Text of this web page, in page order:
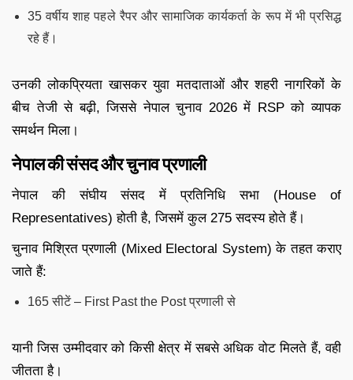
35 वर्षीय शाह पहले रैपर और सामाजिक कार्यकर्ता के रूप में भी प्रसिद्ध
रहे हैं।
उनकी लोकप्रियता खासकर युवा मतदाताओं और शहरी नागरिकों के
बीच तेजी से बढ़ी, जिससे नेपाल चुनाव 2026 में RSP को व्यापक
समर्थन मिला।
नेपाल की संसद और चुनाव प्रणाली
नेपाल की संघीय संसद में प्रतिनिधि सभा (House of
Representatives) होती है, जिसमें कुल 275 सदस्य होते हैं।
चुनाव मिश्रित प्रणाली (Mixed Electoral System) के तहत कराए
जाते हैं:
165 सीटें – First Past the Post प्रणाली से
यानी जिस उम्मीदवार को किसी क्षेत्र में सबसे अधिक वोट मिलते हैं, वही
जीतता है।